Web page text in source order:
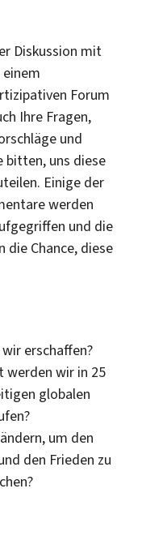
Diskussion mit
Forum
Ihre Fragen,
und
bitten, uns diese
Einige der
werden
und die
die Chance, diese
erschaffen?
werden wir in 25
globalen
um den
den Frieden zu